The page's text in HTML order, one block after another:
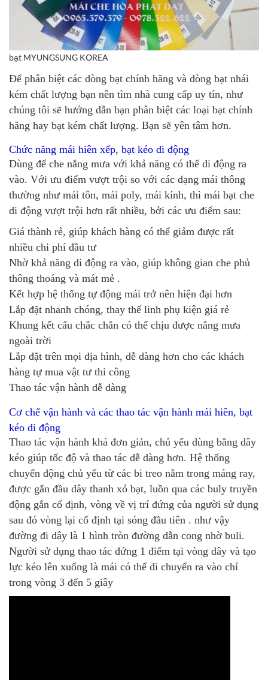
bạt MYUNGSUNG KOREA
Để phân biệt các dòng bạt chính hãng và dòng bạt nhái
kém chất lượng bạn nên tìm nhà cung cấp uy tín, như
chúng tôi sẽ hướng dẫn bạn phân biệt các loại bạt chính
hãng hay bạt kém chất lượng. Bạn sẽ yên tâm hơn.
Chức năng mái hiên xếp, bạt kéo di động
Dùng để che nắng mưa với khả năng có thể di động ra
vào. Với ưu điểm vượt trội so với các dạng mái thông
thường như mái tôn, mái poly, mái kính, thì mái bạt che
di động vượt trội hơn rất nhiều, bởi các ưu điểm sau:
Giá thành rẻ, giúp khách hàng có thể giảm được rất
nhiều chi phí đầu tư
Nhờ khả năng di động ra vào, giúp không gian che phủ
thông thoáng và mát mẻ .
Kết hợp hệ thống tự động mái trở nên hiện đại hơn
Lắp đặt nhanh chóng, thay thế linh phụ kiện giá rẻ
Khung kết cấu chắc chắn có thể chịu được nắng mưa
ngoài trời
Lắp đặt trên mọi địa hình, dễ dàng hơn cho các khách
hàng tự mua vật tư thi công
Thao tác vận hành dễ dàng
Cơ chế vận hành và các thao tác vận hành mái hiên, bạt
kéo di động
Thao tác vận hành khá đơn giản, chủ yếu dùng bằng dây
kéo giúp tốc độ và thao tác dễ dàng hơn. Hệ thống
chuyển động chủ yếu từ các bi treo nằm trong máng ray,
được gắn đầu dây thanh xỏ bạt, luồn qua các buly truyền
động gắn cố định, vòng về vị trí đứng của người sử dụng
sau đó vòng lại cố định tại sóng đầu tiên . như vậy
đường đi dây là 1 hình tròn đường dẫn cong nhờ buli.
Người sử dụng thao tác đứng 1 điểm tại vòng dây và tạo
lực kéo lên xuống là mái có thể di chuyển ra vào chỉ
trong vòng 3 đến 5 giây